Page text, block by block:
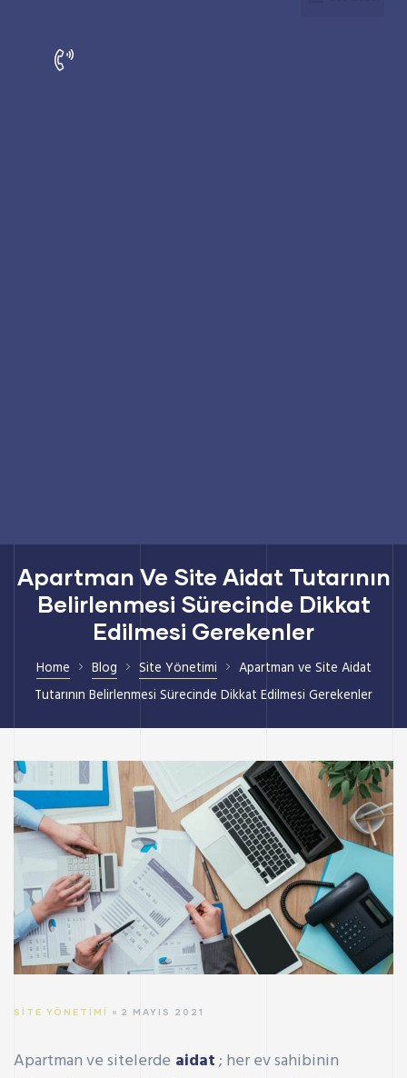
Apartman Ve Site Aidat Tutarının
Belirlenmesi Sürecinde Dikkat
Edilmesi Gerekenler
Home Blog Site Yönetimi
Apartman ve Site Aidat
Tutarının Belirlenmesi Sürecinde Dikkat Edilmesi Gerekenler
SITE YÖNETIMI 2 MAYIS 2021
Apartman ve sitelerde aidat; her ev sahibinin